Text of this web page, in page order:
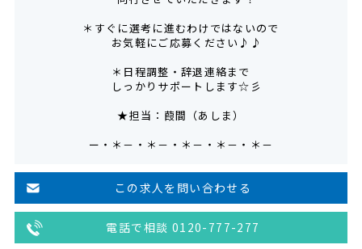
＊すぐに選考に進むわけではないので
お気軽にご応募ください♪♪
＊日程調整・辞退連絡まで
しっかりサポートします☆彡
★担当：葭間（あしま）
ー・＊－・＊－・＊－・＊－・＊－
この求人を問い合わせる
電話で相談 0120-777-277